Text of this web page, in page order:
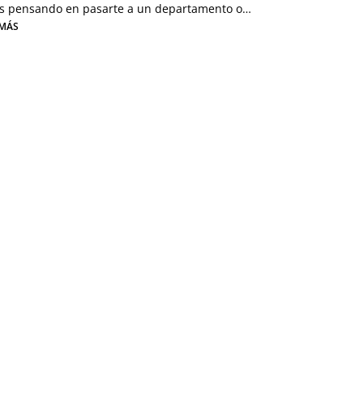
pensando en pasarte a un departamento o…